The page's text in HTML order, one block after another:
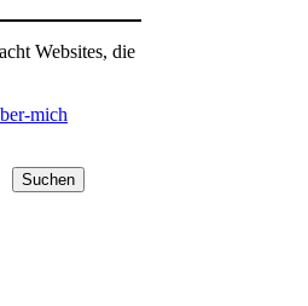
Websites, die
mich
Suchen